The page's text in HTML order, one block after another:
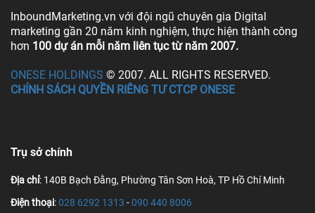
InboundMarketing.vn với đội ngũ chuyên gia Digital
marketing gần 20 năm kinh nghiệm, thực hiện thành công
hơn 100 dự án mỗi năm liên tục từ năm 2007.
ONESE HOLDINGS © 2007. ALL RIGHTS RESERVED.
CHÍNH SÁCH QUYỀN RIÊNG TƯ CTCP ONESE
Trụ sở chính
Địa chỉ: 140B Bạch Đằng, Phường Tân Sơn Hoà, TP Hồ Chí Minh
Điện thoại:028 6292 1313 -090 440 8006